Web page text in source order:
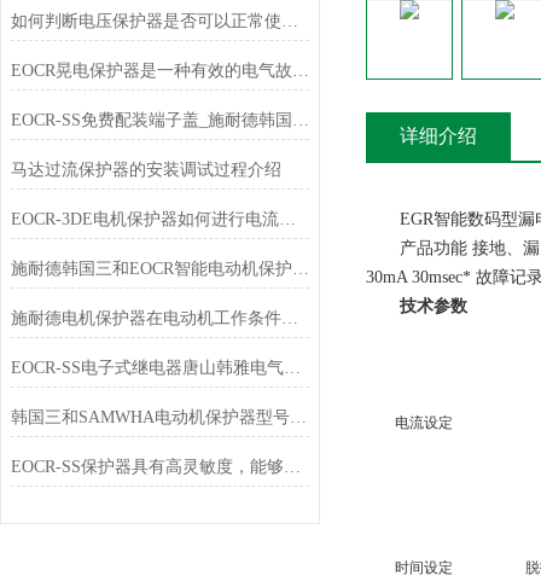
如何判断电压保护器是否可以正常使用？
EOCR晃电保护器是一种有效的电气故障保护设备
EOCR-SS免费配装端子盖_施耐德韩国三和SAMWHA
马达过流保护器的安装调试过程介绍
EOCR-3DE电机保护器如何进行电流设定
施耐德韩国三和EOCR智能电动机保护器石油化工行业应用
施耐德电机保护器在电动机工作条件下有哪些选择？
EOCR-SS电子式继电器唐山韩雅电气专业销售
韩国三和SAMWHA电动机保护器型号大全
EOCR-SS保护器具有高灵敏度，能够及时检测到电流异常
详细介绍
EGR智能数码型漏电
产品功能 接地、漏
30mA 30msec* 故障记
技术参数
电流设定
时间设定 脱